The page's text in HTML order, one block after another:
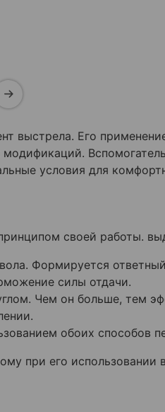
выстрела. Его
условия для
своей работы.
Формируется
силы отдачи.
Чем он больше, тем
обоих способов
при его